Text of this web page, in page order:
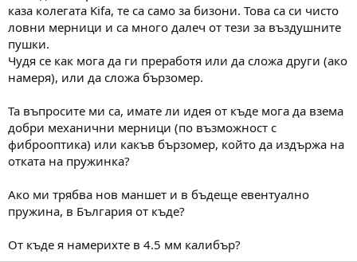
каза колегата Kifa, те са само за бизони. Това са си чисто
ловни мерници и са много далеч от тези за въздушните
пушки.
Чудя се как мога да ги преработя или да сложа други (ако
намеря), или да сложа бързомер.
Та въпросите ми са, имате ли идея от къде мога да взема
добри механични мерници (по възможност с
фиброоптика) или какъв бързомер, който да издържа на
отката на пружинка?
Ако ми трябва нов маншет и в бъдеще евентуално
пружина, в България от къде?
От къде я намерихте в 4.5 мм калибър?